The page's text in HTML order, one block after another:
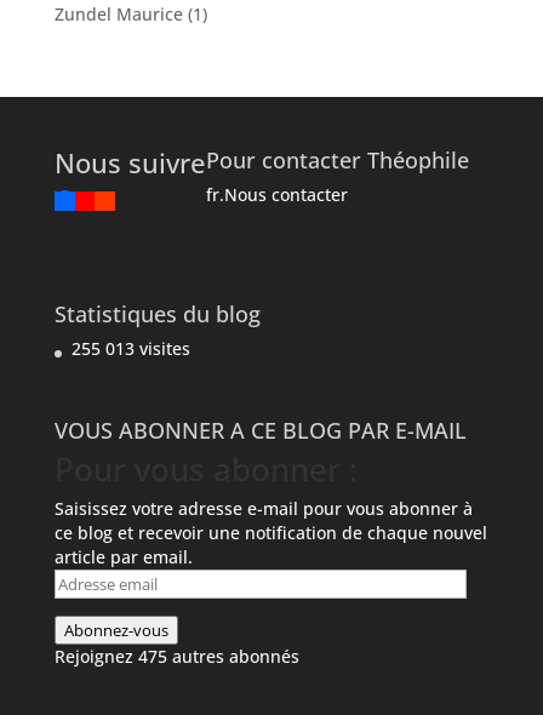
Zundel Maurice(1)
Nous suivrePour contacter Théophile
fr.Nous contacter
Statistiques du blog
255 013 visites
VOUS ABONNER A CE BLOG PAR E-MAIL
Saisissez votre adresse e-mail pour vous abonner à
ce blog et recevoir une notification de chaque nouvel
article par email.
Adresse
email
Abonnez-vous
Rejoignez 475 autres abonnés